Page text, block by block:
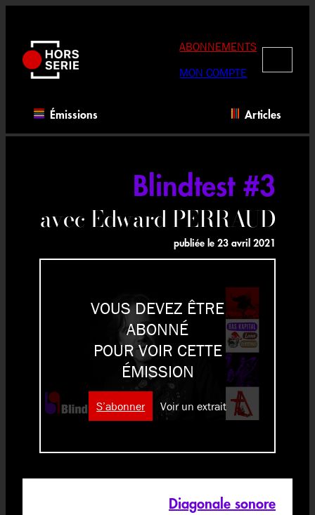
contenu
ABONNEMENTS
MON COMPTE
Émissions Articles
Blindtest #3
avec Edward PERRAUD
publiée le 23 avril 2021
VOUS DEVEZ ÊTRE
ABONNÉ
POUR VOIR CETTE
ÉMISSION
S’abonner Voir un extrait
Diagonale sonore